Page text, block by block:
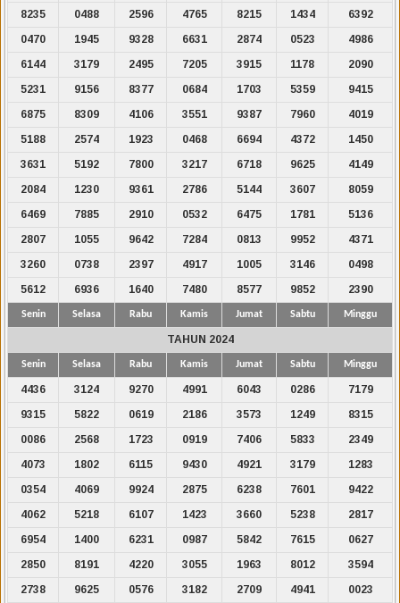
8235
0488 2596 4765 8215 1434
6392
0470
1945 9328 6631 2874 0523
4986
6144
3179 2495 7205 3915 1178
2090
5231
9156 8377 0684 1703 5359
9415
6875
8309 4106 3551 9387 7960
4019
5188
2574 1923 0468 6694 4372
1450
3631
5192 7800 3217 6718 9625
4149
2084
1230 9361 2786 5144 3607
8059
6469
7885 2910 0532 6475 1781
5136
2807
1055 9642 7284 0813 9952
4371
3260
0738 2397 4917 1005 3146
0498
5612
6936 1640 7480 8577 9852 2390
Senin Selasa Rabu Kamis Jumat Sabtu Minggu
TAHUN 2024
Senin Selasa Rabu Kamis Jumat Sabtu Minggu
4436 3124 9270 4991 6043 0286
7179
9315
5822 0619 2186 3573 1249
8315
0086
2568 1723 0919 7406 5833
2349
4073
1802 6115 9430 4921 3179
1283
0354
4069 9924 2875 6238 7601
9422
4062
5218 6107 1423 3660 5238
2817
6954
1400 6231 0987 5842 7615
0627
2850
8191 4220 3055 1963 8012
3594
2738
9625 0576 3182 2709 4941
0023